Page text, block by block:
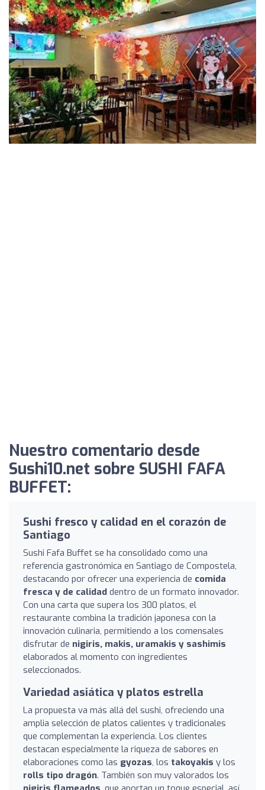
Nuestro comentario desde
Sushi10.net sobre SUSHI FAFA
BUFFET:
Sushi fresco y calidad en el corazón de
Santiago
Sushi Fafa Buffet se ha consolidado como una
referencia gastronómica en Santiago de Compostela,
destacando por ofrecer una experiencia de comida
fresca y de calidad dentro de un formato innovador.
Con una carta que supera los 300 platos, el
restaurante combina la tradición japonesa con la
innovación culinaria, permitiendo a los comensales
disfrutar de nigiris, makis, uramakis y sashimis
elaborados al momento con ingredientes
seleccionados.
Variedad asiática y platos estrella
La propuesta va más allá del sushi, ofreciendo una
amplia selección de platos calientes y tradicionales
que complementan la experiencia. Los clientes
destacan especialmente la riqueza de sabores en
elaboraciones como las gyozas, los takoyakis y los
rolls tipo dragón. También son muy valorados los